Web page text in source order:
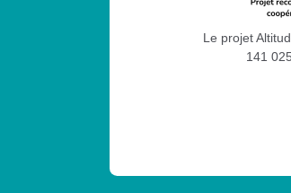
Le projet
141